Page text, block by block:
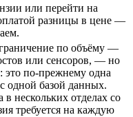
или перейти на
разницы в цене —
по объёму —
или сенсоров, — но
это по-прежнему одна
одной базой данных.
нескольких отделах со
требуется на каждую